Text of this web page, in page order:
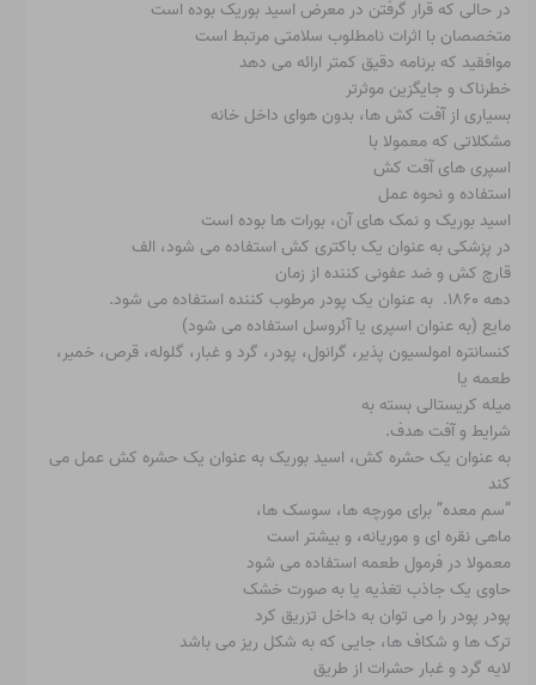
در حالی که قرار گرفتن در معرض اسید بوریک بوده است
متخصصان با اثرات نامطلوب سلامتی مرتبط است
موافقید که برنامه دقیق کمتر ارائه می دهد
خطرناک و جایگزین موثرتر
بسیاری از آفت کش ها، بدون هوای داخل خانه
مشکلاتی که معمولا با
اسپری های آفت کش
استفاده و نحوه عمل
اسید بوریک و نمک های آن، بورات ها بوده است
در پزشکی به عنوان یک باکتری کش استفاده می شود، الف
قارچ کش و ضد عفونی کننده از زمان
دهه ۱۸۶۰. به عنوان یک پودر مرطوب کننده استفاده می شود.
مایع (به عنوان اسپری یا آئروسل استفاده می شود)
کنسانتره امولسیون پذیر، گرانول، پودر، گرد و غبار، گلوله، قرص، خمیر،
طعمه یا
میله کریستالی بسته به
شرایط و آفت هدف.
به عنوان یک حشره کش، اسید بوریک به عنوان یک حشره کش عمل می
کند
“سم معده” برای مورچه ها، سوسک ها،
ماهی نقره ای و موریانه، و بیشتر است
معمولا در فرمول طعمه استفاده می شود
حاوی یک جاذب تغذیه یا به صورت خشک
پودر پودر را می توان به داخل تزریق کرد
ترک ها و شکاف ها، جایی که به شکل ریز می باشد
لایه گرد و غبار حشرات از طریق